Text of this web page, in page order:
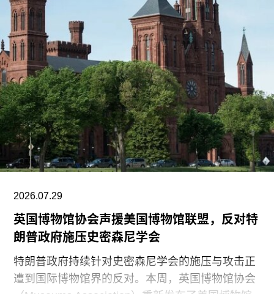
西九文化区管理局将为馆长继任人选展开全球招
聘。
2026.07.29
英国博物馆协会声援美国博物馆联盟，反对特
朗普政府施压史密森尼学会
特朗普政府持续针对史密森尼学会的施压与攻击正
遭到国际博物馆界的反对。本周，英国博物馆协会